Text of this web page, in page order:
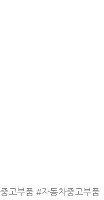
고부품 #자동차중고부품